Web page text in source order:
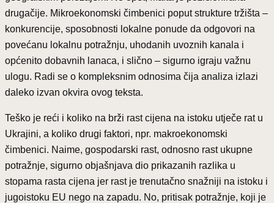
drugačije. Mikroekonomski čimbenici poput strukture tržišta –
konkurencije, sposobnosti lokalne ponude da odgovori na
povećanu lokalnu potražnju, uhodanih uvoznih kanala i
općenito dobavnih lanaca, i slično – sigurno igraju važnu
ulogu. Radi se o kompleksnim odnosima čija analiza izlazi
daleko izvan okvira ovog teksta.
Teško je reći i koliko na brži rast cijena na istoku utječe rat u
Ukrajini, a koliko drugi faktori, npr. makroekonomski
čimbenici. Naime, gospodarski rast, odnosno rast ukupne
potražnje, sigurno objašnjava dio prikazanih razlika u
stopama rasta cijena jer rast je trenutačno snažniji na istoku i
jugoistoku EU nego na zapadu. No, pritisak potražnje, koji je